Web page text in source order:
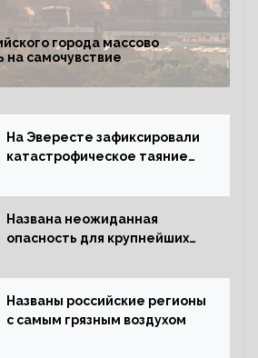
города массово
на самочувствие
На Эвересте зафиксировали
катастрофическое таяние
Названа неожиданная
опасность для крупнейших
Названы российские регионы
с самым грязным воздухом